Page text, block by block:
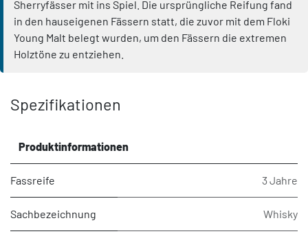
Sherryfässer mit ins Spiel. Die ursprüngliche Reifung fand
in den hauseigenen Fässern statt, die zuvor mit dem Floki
Young Malt belegt wurden, um den Fässern die extremen
Holztöne zu entziehen.
Spezifikationen
Produktinformationen
Fassreife 3 Jahre
Sachbezeichnung Whisky